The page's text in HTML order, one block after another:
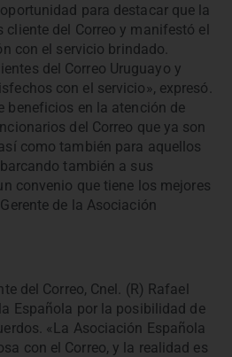
para destacar que la
cliente del Correo y manifestó el
con el servicio brindado.
del Correo Uruguayo y
con el servicio», expresó.
beneficios en la atención de
del Correo que ya son
como también para aquellos
también a sus
convenio que tiene los mejores
de la Asociación
del Correo, Cnel. (R) Rafael
Española por la posibilidad de
«La Asociación Española
con el Correo, y la realidad es